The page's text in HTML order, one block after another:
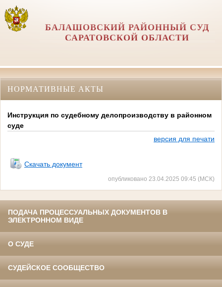
БАЛАШОВСКИЙ РАЙОННЫЙ СУД
САРАТОВСКОЙ ОБЛАСТИ
НОРМАТИВНЫЕ АКТЫ
Инструкция по судебному делопроизводству в районном
суде
версия для печати
Скачать документ
опубликовано 23.04.2025 09:45 (МСК)
ПОДАЧА ПРОЦЕССУАЛЬНЫХ ДОКУМЕНТОВ В
ЭЛЕКТРОННОМ ВИДЕ
О СУДЕ
СУДЕЙСКОЕ СООБЩЕСТВО